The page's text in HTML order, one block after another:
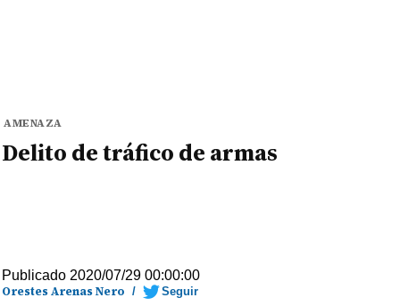
AMENAZA
Delito de tráfico de armas
Publicado 2020/07/29 00:00:00
Orestes Arenas Nero / Seguir